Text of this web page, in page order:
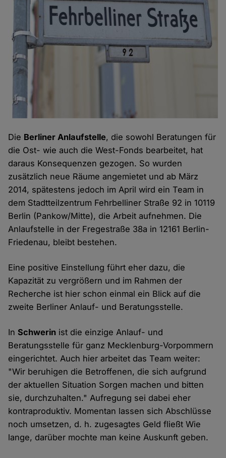
Die Berliner Anlaufstelle, die sowohl Beratungen für
die Ost- wie auch die West-Fonds bearbeitet, hat
daraus Konsequenzen gezogen. So wurden
zusätzlich neue Räume angemietet und ab März
2014, spätestens jedoch im April wird ein Team in
dem Stadtteilzentrum Fehrbelliner Straße 92 in 10119
Berlin (Pankow/Mitte), die Arbeit aufnehmen. Die
Anlaufstelle in der Fregestraße 38a in 12161 Berlin-
Friedenau, bleibt bestehen.
Eine positive Einstellung führt eher dazu, die
Kapazität zu vergrößern und im Rahmen der
Recherche ist hier schon einmal ein Blick auf die
zweite Berliner Anlauf- und Beratungsstelle.
InSchwerin ist die einzige Anlauf- und
Beratungsstelle für ganz Mecklenburg-Vorpommern
eingerichtet. Auch hier arbeitet das Team weiter:
"Wir beruhigen die Betroffenen, die sich aufgrund
der aktuellen Situation Sorgen machen und bitten
sie, durchzuhalten." Aufregung sei dabei eher
kontraproduktiv. Momentan lassen sich Abschlüsse
noch umsetzen, d. h. zugesagtes Geld fließt Wie
lange, darüber mochte man keine Auskunft geben.